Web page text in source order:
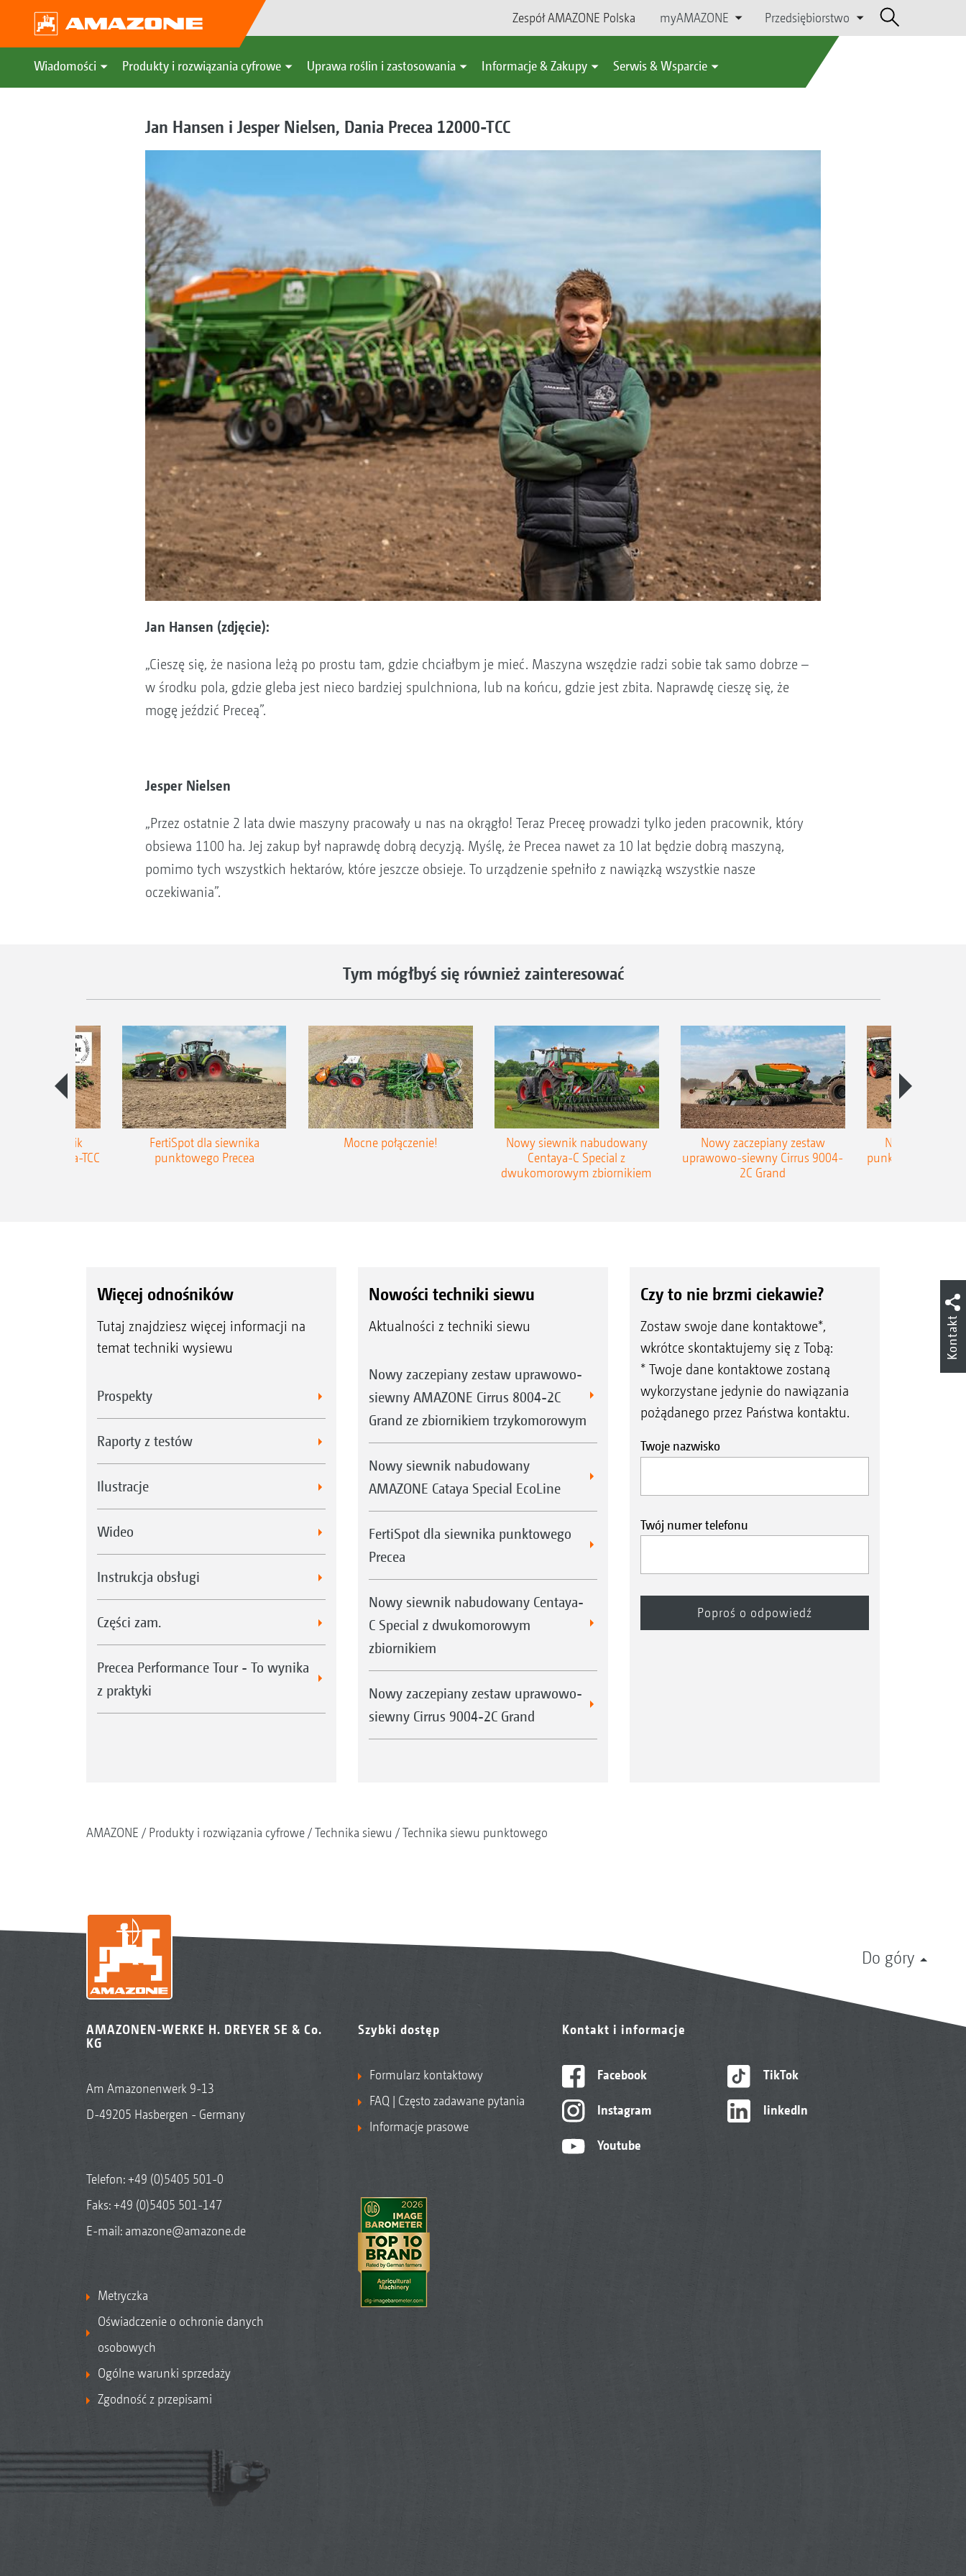
Zespół AMAZONE Polska myAMAZONE Przedsiębiorstwo
Wiadomości Produkty i rozwiązania cyfrowe Uprawa roślin i zastosowania Informacje & Zakupy Serwis & Wsparcie
Jan Hansen i Jesper Nielsen, Dania Precea 12000-TCC
Jan Hansen (zdjęcie):
„Cieszę się, że nasiona leżą po prostu tam, gdzie chciałbym je mieć. Maszyna wszędzie radzi sobie tak samo dobrze –
w środku pola, gdzie gleba jest nieco bardziej spulchniona, lub na końcu, gdzie jest zbita. Naprawdę cieszę się, że
mogę jeździć Preceą”.
Jesper Nielsen
„Przez ostatnie 2 lata dwie maszyny pracowały u nas na okrągło! Teraz Preceę prowadzi tylko jeden pracownik, który
obsiewa 1100 ha. Jej zakup był naprawdę dobrą decyzją. Myślę, że Precea nawet za 10 lat będzie dobrą maszyną,
pomimo tych wszystkich hektarów, które jeszcze obsieje. To urządzenie spełniło z nawiązką wszystkie nasze
oczekiwania”.
Tym mógłbyś się również zainteresować
siewnik
Precea-TCC
FertiSpot dla siewnika
punktowego Precea
Mocne połączenie!
Nowy siewnik nabudowany
Centaya-C Special z
dwukomorowym zbiornikiem
Nowy zaczepiany zestaw
uprawowo-siewny Cirrus 9004-
2C Grand
Nowy
punktowy
Więcej odnośników
Tutaj znajdziesz więcej informacji na
temat techniki wysiewu
Prospekty
Raporty z testów
Ilustracje
Wideo
Instrukcja obsługi
Części zam.
Precea Performance Tour - To wynika
z praktyki
Nowości techniki siewu
Aktualności z techniki siewu
Nowy zaczepiany zestaw uprawowo-
siewny AMAZONE Cirrus 8004-2C
Grand ze zbiornikiem trzykomorowym
Nowy siewnik nabudowany
AMAZONE Cataya Special EcoLine
FertiSpot dla siewnika punktowego
Precea
Nowy siewnik nabudowany Centaya-
C Special z dwukomorowym
zbiornikiem
Nowy zaczepiany zestaw uprawowo-
siewny Cirrus 9004-2C Grand
Czy to nie brzmi ciekawie?
Zostaw swoje dane kontaktowe*,
wkrótce skontaktujemy się z Tobą:
* Twoje dane kontaktowe zostaną
wykorzystane jedynie do nawiązania
pożądanego przez Państwa kontaktu.
Twoje nazwisko
Twój numer telefonu
AMAZONE Produkty i rozwiązania cyfrowe Technika siewu Technika siewu punktowego
Do góry
AMAZONEN-WERKE H. DREYER SE & Co.
KG
Am Amazonenwerk 9-13
D-49205 Hasbergen - Germany
Telefon:+49 (0)5405 501-0
Faks: +49 (0)5405 501-147
E-mail: amazone@amazone.de
Metryczka
Oświadczenie o ochronie danych
osobowych
Ogólne warunki sprzedaży
Zgodność z przepisami
Szybki dostęp
Formularz kontaktowy
FAQ | Często zadawane pytania
Informacje prasowe
Kontakt i informacje
Facebook
Instagram
Youtube
TikTok
linkedIn
Kontakt